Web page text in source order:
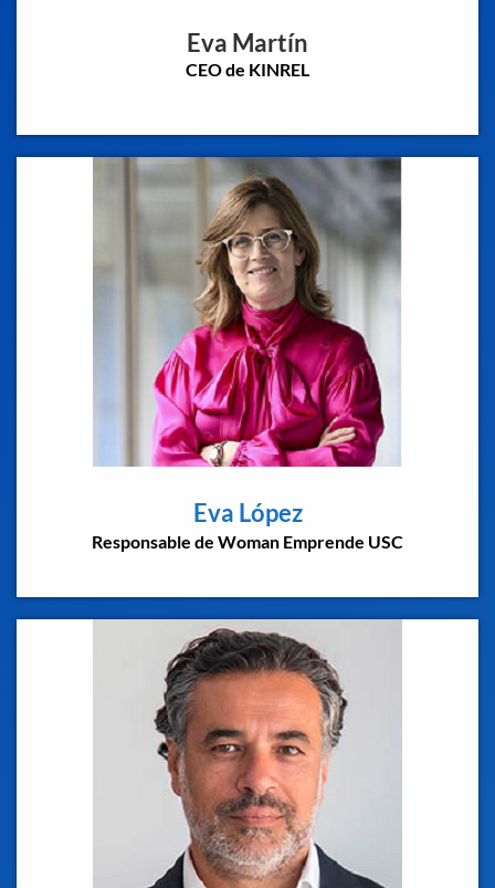
Eva Martín
CEO de KINREL
Eva López
Responsable de Woman Emprende USC